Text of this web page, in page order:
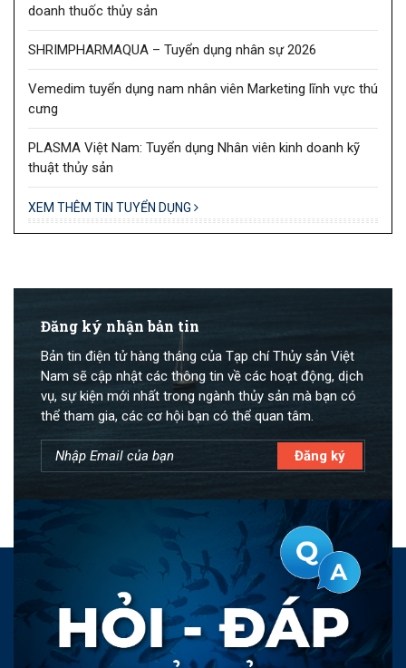
doanh thuốc thủy sản
SHRIMPHARMAQUA – Tuyển dụng nhân sự 2026
Vemedim tuyển dụng nam nhân viên Marketing lĩnh vực thú
cưng
PLASMA Việt Nam: Tuyển dụng Nhân viên kinh doanh kỹ
thuật thủy sản
XEM THÊM TIN TUYỂN DỤNG
Đăng ký nhận bản tin
Bản tin điện tử hàng tháng của Tạp chí Thủy sản Việt
Nam sẽ cập nhật các thông tin về các hoạt động, dịch
vụ, sự kiện mới nhất trong ngành thủy sản mà bạn có
thể tham gia, các cơ hội bạn có thể quan tâm.